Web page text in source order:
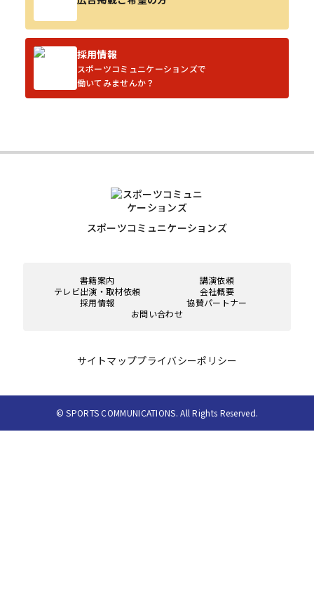
採用情報
スポーツコミュニケーションズで
働いてみませんか？
スポーツコミュニケーションズ
書籍案内
講演依頼
テレビ出演・取材依頼
会社概要
採用情報
協賛パートナー
お問い合わせ
サイトマッププライバシーポリシー
© SPORTS COMMUNICATIONS. All Rights Reserved.